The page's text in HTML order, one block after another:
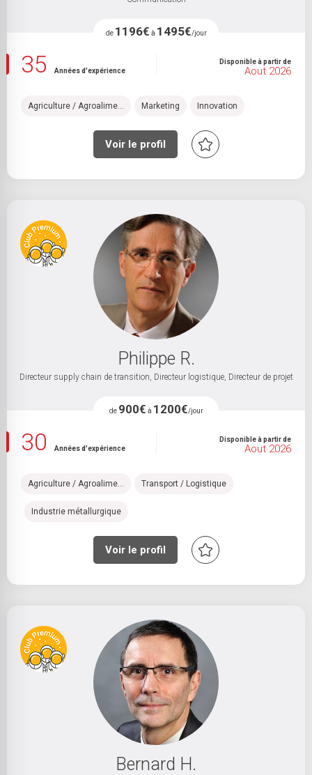
de 1196€ à 1495€/jour
35 Années d'expérience
Disponible à partir de
Aout 2026
Agriculture / Agroalime... Marketing Innovation
Voir le profil
Philippe R.
Directeur supply chain de transition, Directeur logistique, Directeur de projet
de 900€ à 1200€/jour
30 Années d'expérience
Disponible à partir de
Aout 2026
Agriculture / Agroalime... Transport / Logistique
Industrie métallurgique
Voir le profil
Bernard H.